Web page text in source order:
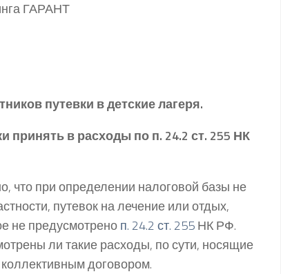
ГАРАНТ
путевки в детские лагеря.
принять в расходы по п. 24.2 ст. 255 НК
что при определении налоговой базы не
путевок на лечение или отдых,
не предусмотреноп. 24.2 ст. 255НК РФ.
ли такие расходы, по сути, носящие
договором.